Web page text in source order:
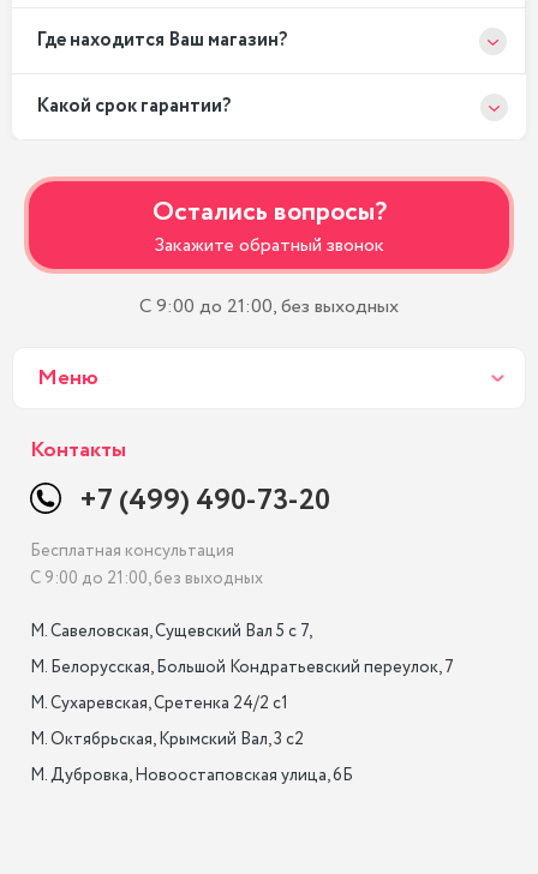
Где находится Ваш магазин?
Какой срок гарантии?
Остались вопросы?
Закажите обратный звонок
С 9:00 до 21:00, без выходных
Меню
Контакты
+7 (499) 490-73-20
Бесплатная консультация
С 9:00 до 21:00, без выходных
М. Савеловская, Сущевский Вал 5 с 7,
М. Белорусская, Большой Кондратьевский переулок, 7
М. Сухаревская, Сретенка 24/2 с1
М. Октябрьская, Крымский Вал, 3 с2
М. Дубровка, Новоостаповская улица, 6Б